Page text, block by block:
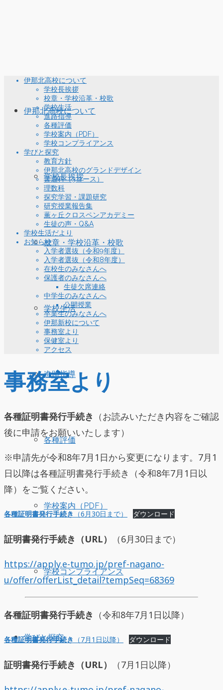
伊那北高校について
学校長挨拶
校章・学校沿革・校歌
学校生活
進路指導
各種評価
学校案内（PDF）
学校コンプライアンス
学びと探究
伊那北高校について
学校長挨拶
校章・学校沿革・校歌
学校生活
進路指導
各種評価
学校案内（PDF）
学校コンプライアンス
学びと探究
教育方針
伊那北高校のグランドデザイン
普通科（3コース）
理数科
探究学習・課題研究
研究授業報告集
薫ヶ丘クロスペンアカデミー
生徒の声・Q&A
学校生活だより
お知らせ
入学者選抜（令和9年度）
入学者選抜（令和8年度）
在校生のみなさんへ
保護者のみなさんへ
生徒欠席連絡
中学生のみなさんへ
公開授業
卒業生のみなさんへ
伊那新校について
事務室より
保健室より
アクセス
事務室より
各種証明書発行手続き （お読みいただき内容をご確認
後に申請をお願いいたします）
※申請先が令和8年7月1日から変更になります。7月1
日以降は各種証明書発行手続き（令和8年7月1日以
降）をご覧ください。
各種証明書発行手続き （6月30日まで） ダウンロード
証明書発行手続き（URL） （6月30日まで）
https://apply.e-tumo.jp/pref-nagano-
u/offer/offerList_detail?tempSeq=68369
各種証明書発行手続き （令和8年7月1日以降）
各種証明書発行手続き （7月1日以降） ダウンロード
証明書発行手続き（URL） （7月1日以降）